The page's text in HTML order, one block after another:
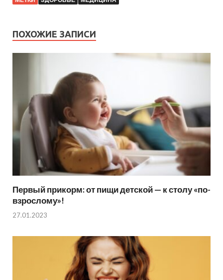
ПОХОЖИЕ ЗАПИСИ
Первый прикорм: от пищи детской — к столу «по-
взрослому»!
27.01.2023